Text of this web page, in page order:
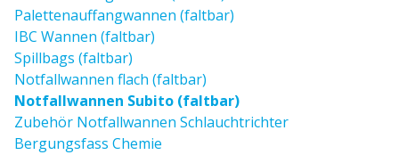
Palettenauffangwannen (faltbar)
IBC Wannen (faltbar)
Spillbags (faltbar)
Notfallwannen flach (faltbar)
Notfallwannen Subito (faltbar)
Zubehör Notfallwannen Schlauchtrichter
Bergungsfass Chemie